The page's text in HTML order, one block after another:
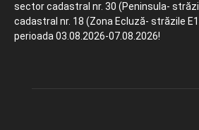
sector cadastral nr. 30 (Peninsula-
cadastral nr. 18 (Zona Ecluză- străzile
perioada 03.08.2026-07.08.2026!